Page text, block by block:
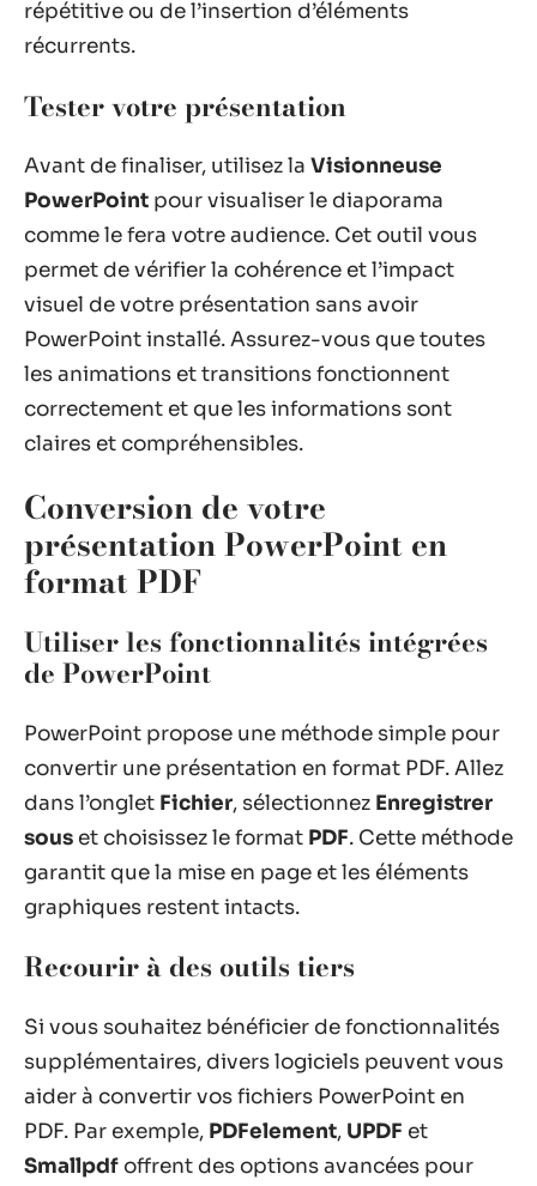
répétitive ou de l’insertion d’éléments
récurrents.
Tester votre présentation
Avant de finaliser, utilisez la Visionneuse
PowerPoint pour visualiser le diaporama
comme le fera votre audience. Cet outil vous
permet de vérifier la cohérence et l’impact
visuel de votre présentation sans avoir
PowerPoint installé. Assurez-vous que toutes
les animations et transitions fonctionnent
correctement et que les informations sont
claires et compréhensibles.
Conversion de votre
présentation PowerPoint en
format PDF
Utiliser les fonctionnalités intégrées
de PowerPoint
PowerPoint propose une méthode simple pour
convertir une présentation en format PDF. Allez
dans l’onglet Fichier, sélectionnez Enregistrer
sous et choisissez le format PDF. Cette méthode
garantit que la mise en page et les éléments
graphiques restent intacts.
Recourir à des outils tiers
Si vous souhaitez bénéficier de fonctionnalités
supplémentaires, divers logiciels peuvent vous
aider à convertir vos fichiers PowerPoint en
PDF. Par exemple, PDFelement, UPDF et
Smallpdf offrent des options avancées pour